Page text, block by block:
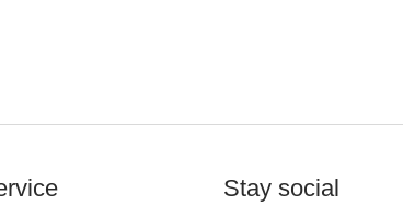
Stay social